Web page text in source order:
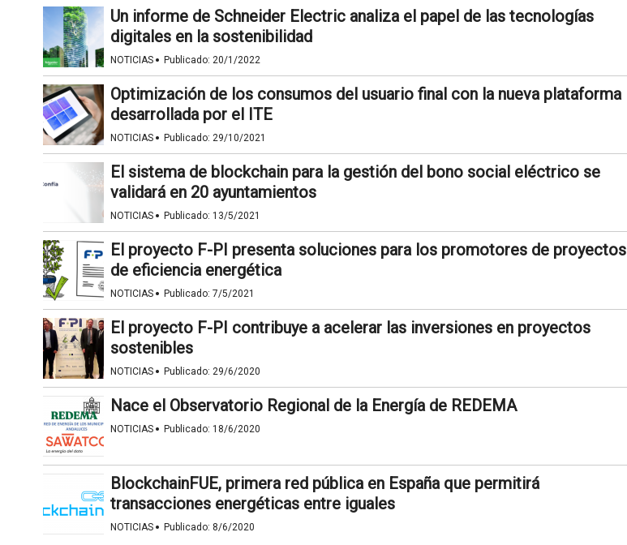
Un informe de Schneider Electric analiza el papel de las tecnologías
digitales en la sostenibilidad
NOTICIAS · Publicado: 20/1/2022
Optimización de los consumos del usuario final con la nueva plataforma
desarrollada por el ITE
NOTICIAS · Publicado: 29/10/2021
El sistema de blockchain para la gestión del bono social eléctrico se
validará en 20 ayuntamientos
NOTICIAS · Publicado: 13/5/2021
El proyecto F-PI presenta soluciones para los promotores de proyectos
de eficiencia energética
NOTICIAS · Publicado: 7/5/2021
El proyecto F-PI contribuye a acelerar las inversiones en proyectos
sostenibles
NOTICIAS · Publicado: 29/6/2020
Nace el Observatorio Regional de la Energía de REDEMA
NOTICIAS · Publicado: 18/6/2020
BlockchainFUE, primera red pública en España que permitirá
transacciones energéticas entre iguales
NOTICIAS · Publicado: 8/6/2020